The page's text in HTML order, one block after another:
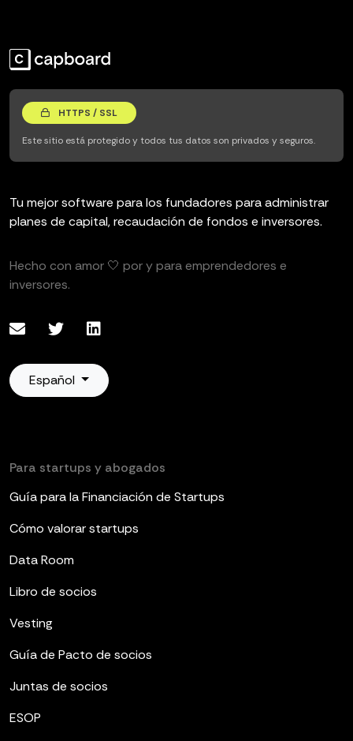
HTTPS / SSL
Este sitio está protegido y todos tus datos son privados y seguros.
Tu mejor software para los fundadores para administrar
planes de capital, recaudación de fondos e inversores.
Hecho con amor 🤍 por y para emprendedores e
inversores.
Español
Para startups y abogados
Guía para la Financiación de Startups
Cómo valorar startups
Data Room
Libro de socios
Vesting
Guía de Pacto de socios
Juntas de socios
ESOP